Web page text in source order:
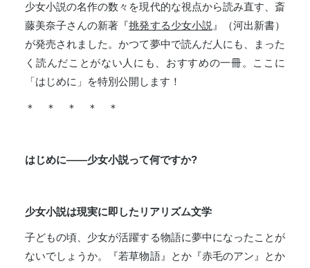
少女小説の名作の数々を現代的な視点から読み直す、斎
藤美奈子さんの新著『挑発する少女小説 』（河出新書）
が発売されました。かつて夢中で読んだ人にも、まった
く読んだことがない人にも、おすすめの一冊。ここに
「はじめに」を特別公開します！
＊ ＊ ＊ ＊ ＊
はじめに――少女小説って何ですか?
少女小説は現実に即したリアリズム文学
子どもの頃、少女が活躍する物語に夢中になったことが
ないでしょうか。『若草物語』とか『赤毛のアン』とか